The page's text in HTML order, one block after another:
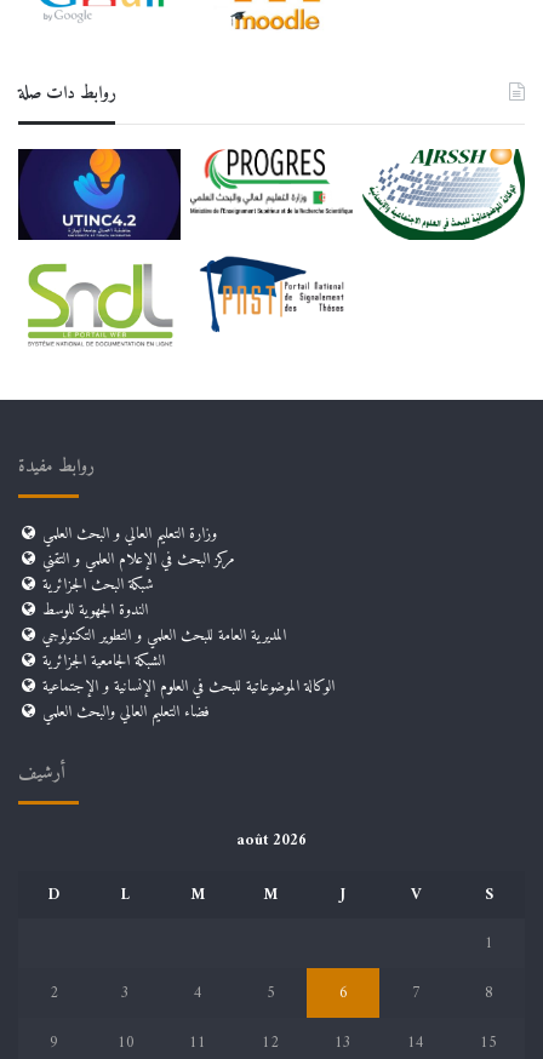
روابط دات صلة
روابط مفيدة
وزارة التعليم العالي و البحث العلمي
مركز البحث في الإعلام العلمي و التقني
شبكة البحث الجزائرية
الندوة الجهوية للوسط
المديرية العامة للبحث العلمي و التطوير التكنولوجي
الشبكة الجامعية الجزائرية
الوكالة الموضوعاتية للبحث في العلوم الإنسانية و الإجتماعية
فضاء التعليم العالي والبحث العلمي
أرشيف
août 2026
D
L M M J V
S
1
2
3 4 5 6 7
8
9
10 11 12 13 14
15